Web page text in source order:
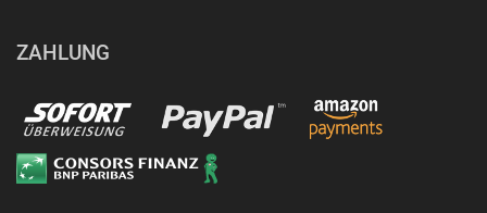
ZAHLUNG